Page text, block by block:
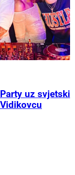
uz svjetski